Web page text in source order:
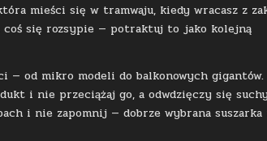
mieści się w tramwaju, kiedy wracasz z
coś się rozsypie — potraktuj to jako kolejną
— od mikro modeli do balkonowych gigantów.
i nie przeciążaj go, a odwdzięczy się
i nie zapomnij — dobrze wybrana suszarka